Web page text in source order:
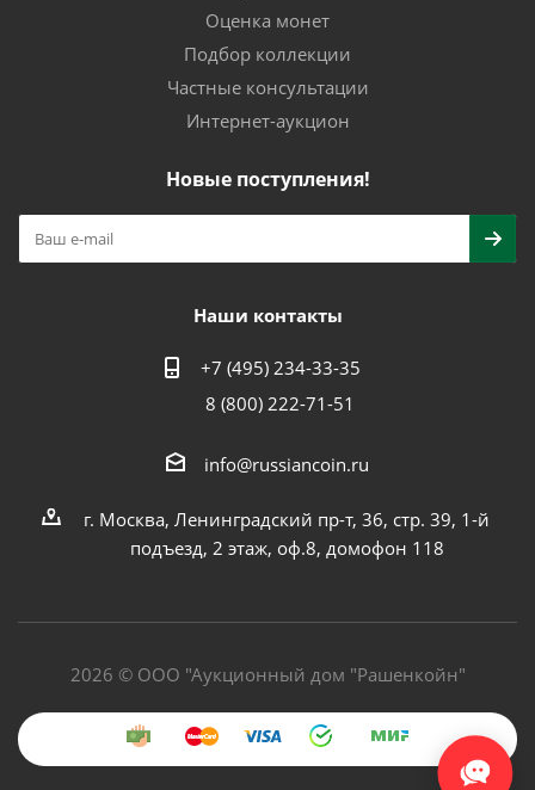
Оценка монет
Подбор коллекции
Частные консультации
Интернет-аукцион
Новые поступления!
Наши контакты
+7 (495) 234-33-35
8 (800) 222-71-51
info@russiancoin.ru
г. Москва, Ленинградский пр-т, 36, стр. 39, 1-й
подъезд, 2 этаж, оф.8, домофон 118
2026 © ООО "Аукционный дом "Рашенкойн"